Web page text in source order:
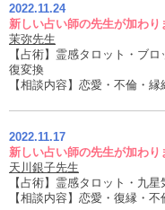
2022.11.24
新しい占い師の先生が加わり
茉弥先生
【占術】霊感タロット・ブ
復変換
【相談内容】恋愛・不倫・
2022.11.17
新しい占い師の先生が加わり
天川銀子先生
【占術】霊感タロット・九
【相談内容】恋愛・復縁・